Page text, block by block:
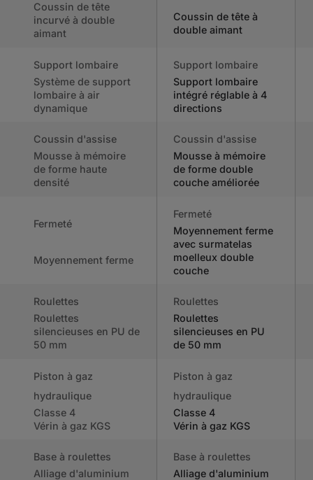
Coussin de tête
incurvé à double
aimant
Coussin de tête à
double aimant
Support lombaire
Système de support
lombaire à air
dynamique
Support lombaire
Support lombaire
intégré réglable à 4
directions
Coussin d'assise
Mousse à mémoire
de forme haute
densité
Coussin d'assise
Mousse à mémoire
de forme double
couche améliorée
Fermeté
Moyennement ferme
Fermeté
Moyennement ferme
avec surmatelas
moelleux double
couche
Roulettes
Roulettes
silencieuses en PU de
50 mm
Roulettes
Roulettes
silencieuses en PU
de 50 mm
Piston à gaz
hydraulique
Classe 4
Vérin à gaz KGS
Piston à gaz
hydraulique
Classe 4
Vérin à gaz KGS
Base à roulettes
Alliage d'aluminium
Base à roulettes
Alliage d'aluminium